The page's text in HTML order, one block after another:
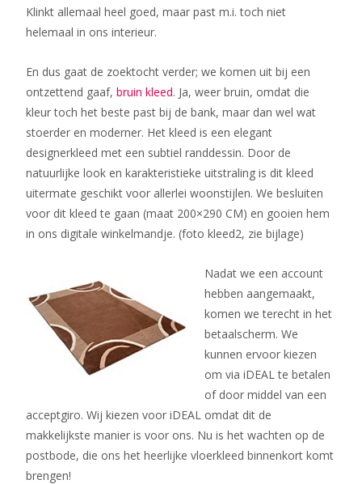
Klinkt allemaal heel goed, maar past m.i. toch niet
helemaal in ons interieur.
En dus gaat de zoektocht verder; we komen uit bij een
ontzettend gaaf, bruin kleed. Ja, weer bruin, omdat die
kleur toch het beste past bij de bank, maar dan wel wat
stoerder en moderner. Het kleed is een elegant
designerkleed met een subtiel randdessin. Door de
natuurlijke look en karakteristieke uitstraling is dit kleed
uitermate geschikt voor allerlei woonstijlen. We besluiten
voor dit kleed te gaan (maat 200×290 CM) en gooien hem
in ons digitale winkelmandje. (foto kleed2, zie bijlage)
Nadat we een account
hebben aangemaakt,
komen we terecht in het
betaalscherm. We
kunnen ervoor kiezen
om via iDEAL te betalen
of door middel van een
acceptgiro. Wij kiezen voor iDEAL omdat dit de
makkelijkste manier is voor ons. Nu is het wachten op de
postbode, die ons het heerlijke vloerkleed binnenkort komt
brengen!